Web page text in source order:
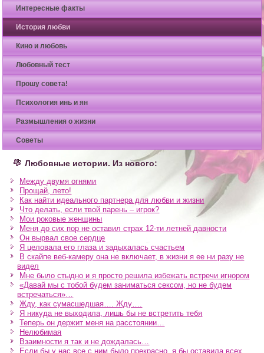
Интересные факты
История любви
Кино и любовь
Любовный тест
Прошу совета!
Психология инь и ян
Размышления о жизни
Советы
Любовные истории. Из нового:
Между двумя огнями
Прощай, лето!
Как найти идеального партнера для любви и жизни
Что делать, если твой парень – игрок?
Мои роковые женщины
Меня до сих пор не оставил страх 12-ти летней давности
Он вырвал свое сердце
Я целовала его глаза и задыхалась счастьем
В скайпе веб-камеру она не включает, в жизни я ее ни разу не
видел
Мне было стыдно и я просто решила избежать встречи игнором
«Давай мы с тобой будем заниматься сексом, но не будем
встречаться»…
Жду, как сумасшедшая…. Жду….
Я никуда не выходила, лишь бы не встретить тебя
Теперь он держит меня на расстоянии…
Нелюбимая
Взаимности я так и не дождалась…
Если бы у нас все с ним было прекрасно, я бы оставила всех